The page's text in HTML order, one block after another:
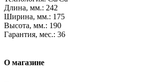
Длина, мм.: 242
Ширина, мм.: 175
Высота, мм.: 190
Гарантия, мес.: 36
О магазине